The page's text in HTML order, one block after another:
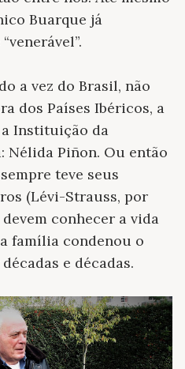
Buarque já
a vez do Brasil, não
dos Países Ibéricos, a
a Instituição da
Nélida Piñon. Ou então
teve seus
(Lévi-Strauss, por
conhecer a vida
família condenou o
e décadas.